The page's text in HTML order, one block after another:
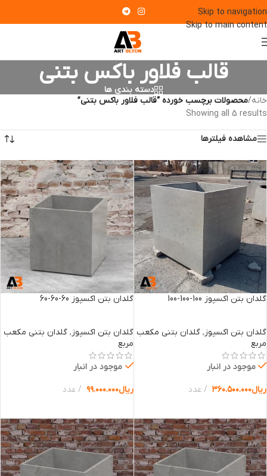
Skip to navigation
Skip to main content
قالب فلاور باکس بتنی
دسته بندی ها
خانه/محصولات برچسب خورده “قالب فلاور باکس بتنی”
Showing all 5 results
مشاهده فیلترها
گلدان بتن اکسپوز 100-100-100
گلدان بتن اکسپوز , گلدان بتنی مکعب
مربع
موجود در انبار
ریال۳۶۰.۵۰۰.۰۰۰ عدد
گلدان بتن اکسپوز 60-60-60
گلدان بتن اکسپوز , گلدان بتنی مکعب
مربع
موجود در انبار
ریال۹۹.۰۰۰.۰۰۰ عدد